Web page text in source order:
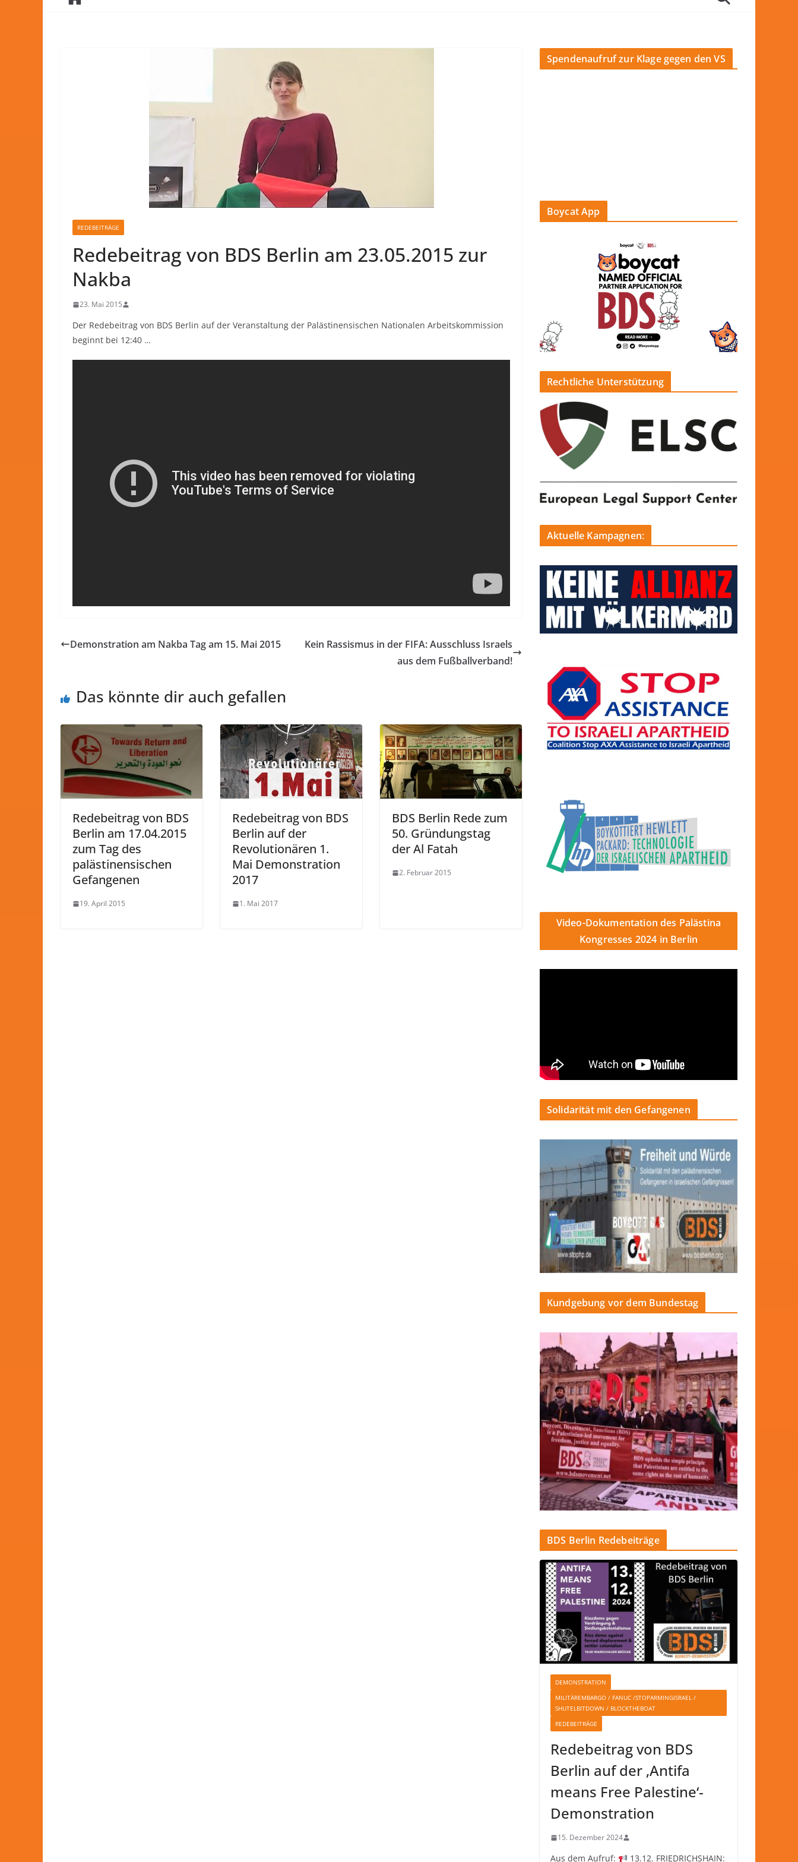
REDEBEITRÄGE
Redebeitrag von BDS Berlin am 23.05.2015 zur
Nakba
23. Mai 2015
Der Redebeitrag von BDS Berlin auf der Veranstaltung der Palästinensischen Nationalen Arbeitskommission
beginnt bei 12:40 …
Demonstration am Nakba Tag am 15. Mai 2015
Kein Rassismus in der FIFA: Ausschluss Israels
aus dem Fußballverband!
Das könnte dir auch gefallen
Redebeitrag von BDS
Berlin am 17.04.2015
zum Tag des
palästinensischen
Gefangenen
19. April 2015
Redebeitrag von BDS
Berlin auf der
Revolutionären 1.
Mai Demonstration
2017
1. Mai 2017
BDS Berlin Rede zum
50. Gründungstag
der Al Fatah
2. Februar 2015
Spendenaufruf zur Klage gegen den VS
Boycat App
Rechtliche Unterstützung
Aktuelle Kampagnen:
Video-Dokumentation des Palästina
Kongresses 2024 in Berlin
Solidarität mit den Gefangenen
Kundgebung vor dem Bundestag
BDS Berlin Redebeiträge
DEMONSTRATION
MILITÄREMBARGO / FANUC /STOPARMINGISRAEL /
SHUTELBITDOWN / BLOCKTHEBOAT
REDEBEITRÄGE
Redebeitrag von BDS
Berlin auf der ‚Antifa
means Free Palestine‘-
Demonstration
15. Dezember 2024
Aus dem Aufruf: 13.12. FRIEDRICHSHAIN: